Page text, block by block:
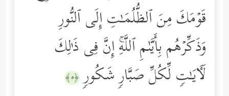
قَوۡمَكَ مِنَ ٱلظُّلُمَـٰتِ إِلَى ٱلنُّورِ
وَذَكِّرۡهُم بِأَیَّىٰمِ ٱللَّهِۚ إِنَّ فِی ذَ ٰ⁠لِكَ
لَـَٔایَـٰتࣲ لِّكُلِّ صَبَّارࣲ شَكُورࣲ ﴿٥﴾